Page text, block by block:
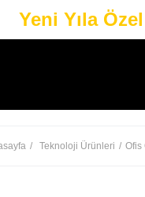
Yeni Yıla
Teknoloji Ürünleri Ofis